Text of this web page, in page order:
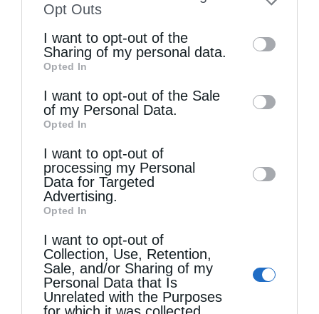
to your opt-out. You may separately opt-out
information by third parties on the IAB’s list
of downstream participants. This
information may also be disclosed by us to
third parties on theIAB’s List of
Downstream Participants
disclose it to other third parties.
Opt Outs
I want to opt-out of the
Sharing of my personal data.
Opted In
I want to opt-out of the Sale
of my Personal Data.
Opted In
I want to opt-out of
processing my Personal
Data for Targeted
Advertising.
Opted In
I want to opt-out of
Collection, Use, Retention,
Sale, and/or Sharing of my
Personal Data that Is
Unrelated with the Purposes
for which it was collected.
Τελευταία άρθρα
Η λέξη “Μαρία”
ψυχοκοινωνική υποστήριξη στους πυρόπληκτους
της Δυτικής Αττικής